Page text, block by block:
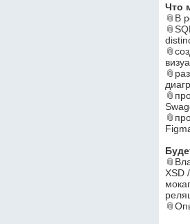
Что
📎В
XSD